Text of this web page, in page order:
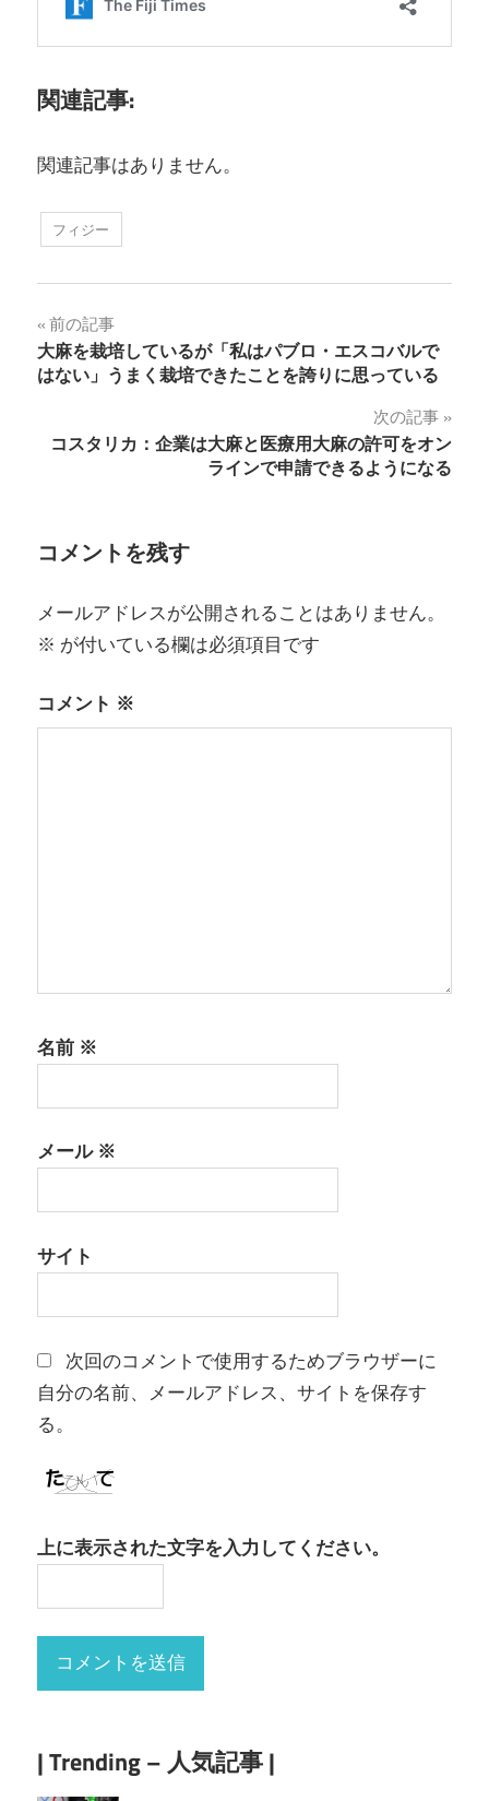
関連記事:
関連記事はありません。
フィジー
投
稿
ビ
ー
ョ
前の記事
大麻を栽培しているが「私はパブロ・エスコバルで
はない」うまく栽培できたことを誇りに思っている
次の記事
コスタリカ：企業は大麻と医療用大麻の許可をオン
ラインで申請できるようになる
コメントを残す
メールアドレスが公開されることはありません。
※ が付いている欄は必須項目です
コメント ※
名前 ※
メール※
サイト
次回のコメントで使用するためブラウザーに
自分の名前、メールアドレス、サイトを保存す
る。
上に表示された文字を入力してください。
| Trending – 人気記事 |